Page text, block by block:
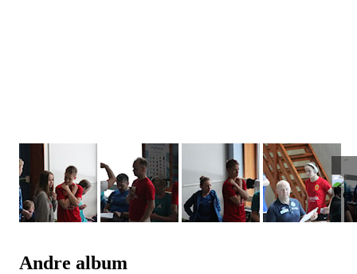
Andre album